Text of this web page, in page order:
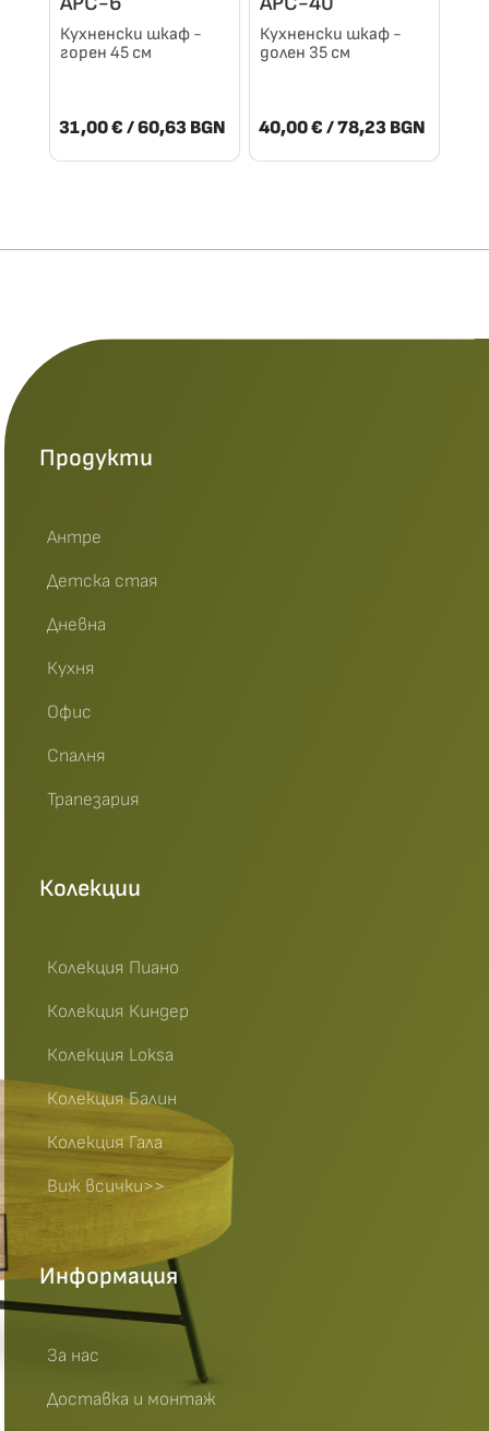
Кухненски шкаф -
горен 45 см
31,00€ / 60,63 BGN
Кухненски шкаф -
долен 35 см
40,00€ / 78,23 BGN
Продукти
Антре
Детска стая
Дневна
Кухня
Офис
Спалня
Трапезария
Колекции
Колекция Пиано
Колекция Киндер
Колекция Loksa
Колекция Балин
Колекция Гала
Виж всички>>
Информация
За нас
Доставка и монтаж